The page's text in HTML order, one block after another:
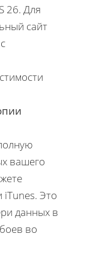
26. Для
сайт
вашего
iTunes. Это
данных в
во